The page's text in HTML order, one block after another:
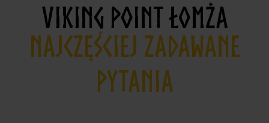
VIKING POINT ŁOMŻA
NAJCZĘŚCIEJ ZADAWANE
PYTANIA